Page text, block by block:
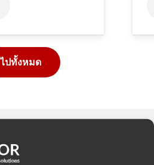
ไปทั้งหมด